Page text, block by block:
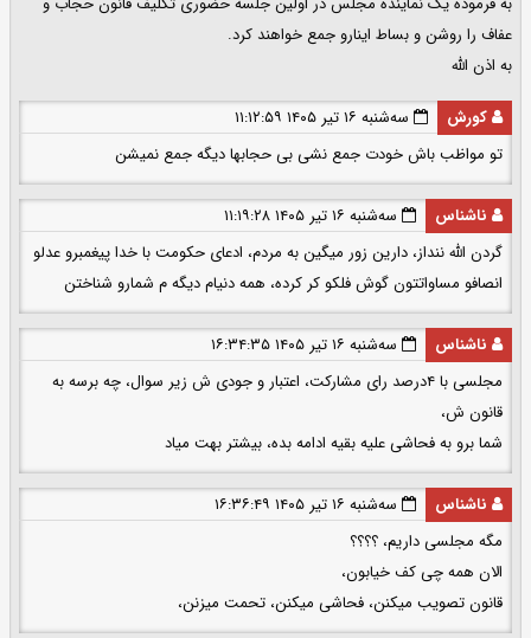
عفاف را روشن و بساط اینارو جمع خواهند کرد.
به اذن الله
کورش
سه‌شنبه ۱۶ تیر ۱۴۰۵ ۱۱:۱۲:۵۹
تو مواظب باش خودت جمع نشی بی حجابها دیگه جمع نمیشن
ناشناس
سه‌شنبه ۱۶ تیر ۱۴۰۵ ۱۱:۱۹:۲۸
گردن الله ننداز، دارین زور میگین به مردم، ادعای حکومت با خدا پیغمبرو عدلو
انصافو مساواتتون گوش فلکو کر کرده، همه دنیام دیگه م شمارو شناختن
ناشناس
سه‌شنبه ۱۶ تیر ۱۴۰۵ ۱۶:۳۴:۳۵
مجلسی با ۴درصد رای مشارکت، اعتبار و جودی ش زیر سوال، چه برسه به
قانون ش،
شما برو به فحاشی علیه بقیه ادامه بده، بیشتر بهت میاد
ناشناس
سه‌شنبه ۱۶ تیر ۱۴۰۵ ۱۶:۳۶:۴۹
مگه مجلسی داریم، ؟؟؟؟
الان همه چی کف خیابون،
قانون تصویب میکنن، فحاشی میکنن، تحمت میزنن،